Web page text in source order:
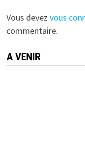
Vous devez vous
commentaire.
A VENIR